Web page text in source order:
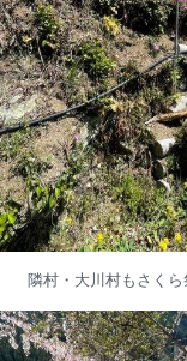
隣村・大川村もさく